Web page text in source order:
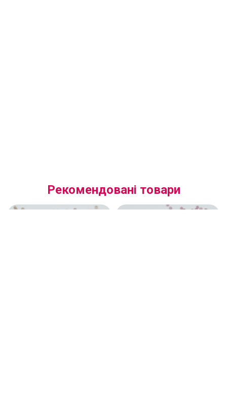
Рекомендовані товари